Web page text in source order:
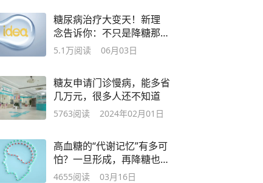
糖尿病治疗大变天！新理
念告诉你：不只是降糖那
么简单
5.1万阅读 06月03日
糖友申请门诊慢病，能多省
几万元，很多人还不知道
5763阅读 2024年02月01日
高血糖的“代谢记忆”有多可
怕？一旦形成，再降糖也
难逆转
4655阅读 03月16日